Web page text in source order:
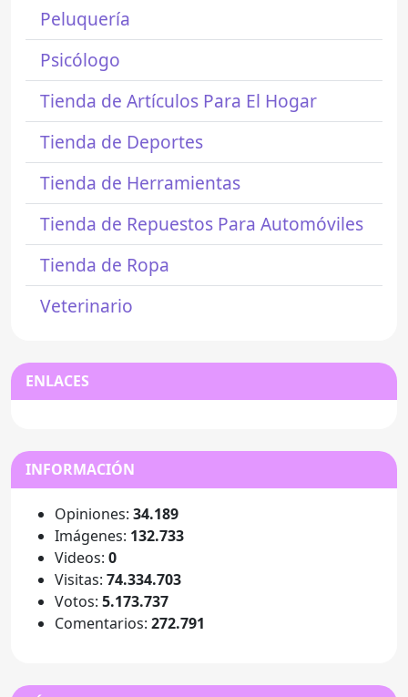
Peluquería
Psicólogo
Tienda de Artículos Para El Hogar
Tienda de Deportes
Tienda de Herramientas
Tienda de Repuestos Para Automóviles
Tienda de Ropa
Veterinario
ENLACES
INFORMACIÓN
Opiniones: 34.189
Imágenes: 132.733
Videos: 0
Visitas: 74.334.703
Votos: 5.173.737
Comentarios: 272.791